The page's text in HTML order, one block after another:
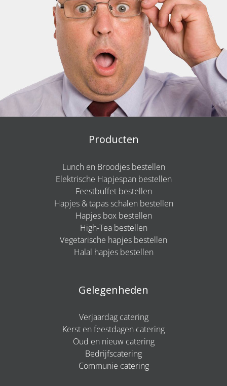
Producten
Lunch en Broodjes bestellen
Elektrische Hapjespan bestellen
Feestbuffet bestellen
Hapjes & tapas schalen bestellen
Hapjes box bestellen
High-Tea bestellen
Vegetarische hapjes bestellen
Halal hapjes bestellen
Gelegenheden
Verjaardag catering
Kerst en feestdagen catering
Oud en nieuw catering
Bedrijfscatering
Communie catering